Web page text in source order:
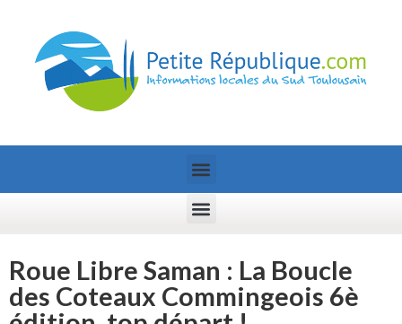
Roue Libre Saman : La Boucle
des Coteaux Commingeois 6è